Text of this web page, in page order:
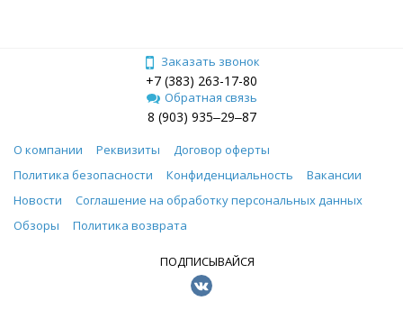
Заказать звонок
+7 (383) 263-17-80
Обратная связь
8 (903) 935‒29‒87
О компании Реквизиты
Договор оферты
Политика безопасности
Конфиденциальность
Вакансии
Новости
Соглашение на обработку персональных данных
Обзоры
Политика возврата
ПОДПИСЫВАЙСЯ